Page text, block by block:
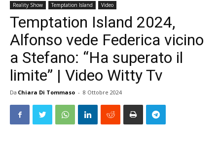
Reality Show Temptation Island Video
Temptation Island 2024,
Alfonso vede Federica vicino
a Stefano: “Ha superato il
limite” | Video Witty Tv
Da Chiara Di Tommaso - 8 Ottobre 2024